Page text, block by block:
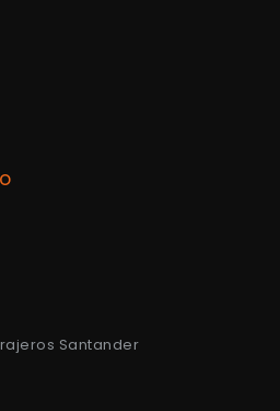
Santander